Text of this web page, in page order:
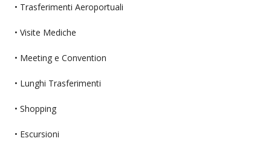
• Trasferimenti Aeroportuali
• Visite Mediche
• Meeting e Convention
• Lunghi Trasferimenti
• Shopping
• Escursioni